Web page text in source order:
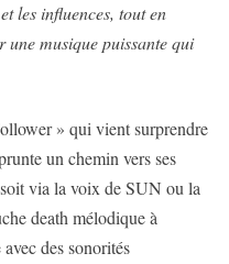
les influences, tout en
musique puissante qui
» qui vient surprendre
un chemin vers ses
via la voix de SUN ou la
death mélodique à
des sonorités